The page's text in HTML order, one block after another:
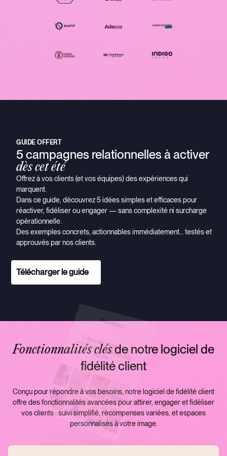
GUIDE OFFERT
5 campagnes relationnelles à activer
dès cet été
Offrez à vos clients (et vos équipes) des expériences qui
marquent.
Dans ce guide, découvrez 5 idées simples et efficaces pour
réactiver, fidéliser ou engager — sans complexité ni surcharge
opérationnelle.
Des exemples concrets, actionnables immédiatement… testés et
approuvés par nos clients.
Télécharger le guide
Fonctionnalités clés de notre logiciel de
fidélité client
Conçu pour répondre à vos besoins, notre logiciel de fidélité client
offre des fonctionnalités avancées pour attirer, engager et fidéliser
vos clients : suivi simplifié, récompenses variées, et espaces
personnalisés à votre image.